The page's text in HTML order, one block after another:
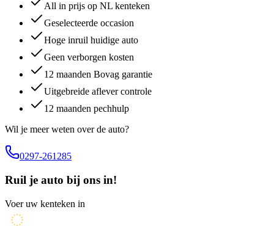
All in prijs op NL kenteken
Geselecteerde occasion
Hoge inruil huidige auto
Geen verborgen kosten
12 maanden Bovag garantie
Uitgebreide aflever controle
12 maanden pechhulp
Wil je meer weten over de auto?
0297-261285
Ruil je auto bij ons in!
Voer uw kenteken in